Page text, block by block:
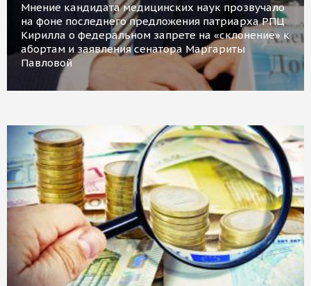
Мнение кандидата медицинских наук прозвучало
на фоне последнего предложения патриарха РПЦ
Кирилла о федеральном запрете на «склонение» к
абортам и заявления сенатора Маргариты
Павловой